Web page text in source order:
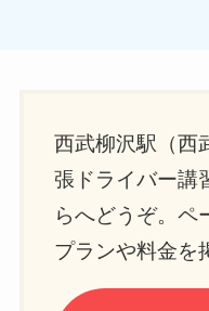
西武柳沢駅（西
張ドライバー講
らへどうぞ。ペ
プランや料金を